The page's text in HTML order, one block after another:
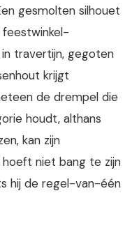
gesmolten silhouet
travertijn, gegoten
krijgt
de drempel die
houdt, althans
kan zijn
hoeft niet bang te zijn
hij de regel-van-één